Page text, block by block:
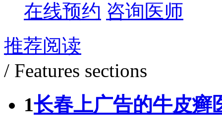
在线预约 咨询医师
推荐阅读
/ Features sections
1长春上广告的牛皮癣